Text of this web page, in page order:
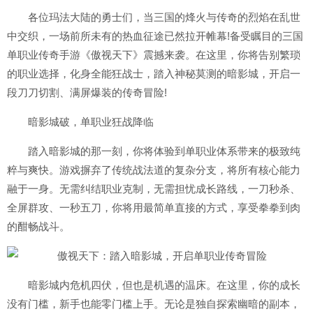
各位玛法大陆的勇士们，当三国的烽火与传奇的烈焰在乱世
中交织，一场前所未有的热血征途已然拉开帷幕!备受瞩目的三国
单职业传奇手游《傲视天下》震撼来袭。在这里，你将告别繁琐
的职业选择，化身全能狂战士，踏入神秘莫测的暗影城，开启一
段刀刀切割、满屏爆装的传奇冒险!
暗影城破，单职业狂战降临
踏入暗影城的那一刻，你将体验到单职业体系带来的极致纯
粹与爽快。游戏摒弃了传统战法道的复杂分支，将所有核心能力
融于一身。无需纠结职业克制，无需担忧成长路线，一刀秒杀、
全屏群攻、一秒五刀，你将用最简单直接的方式，享受拳拳到肉
的酣畅战斗。
暗影城内危机四伏，但也是机遇的温床。在这里，你的成长
没有门槛，新手也能零门槛上手。无论是独自探索幽暗的副本，